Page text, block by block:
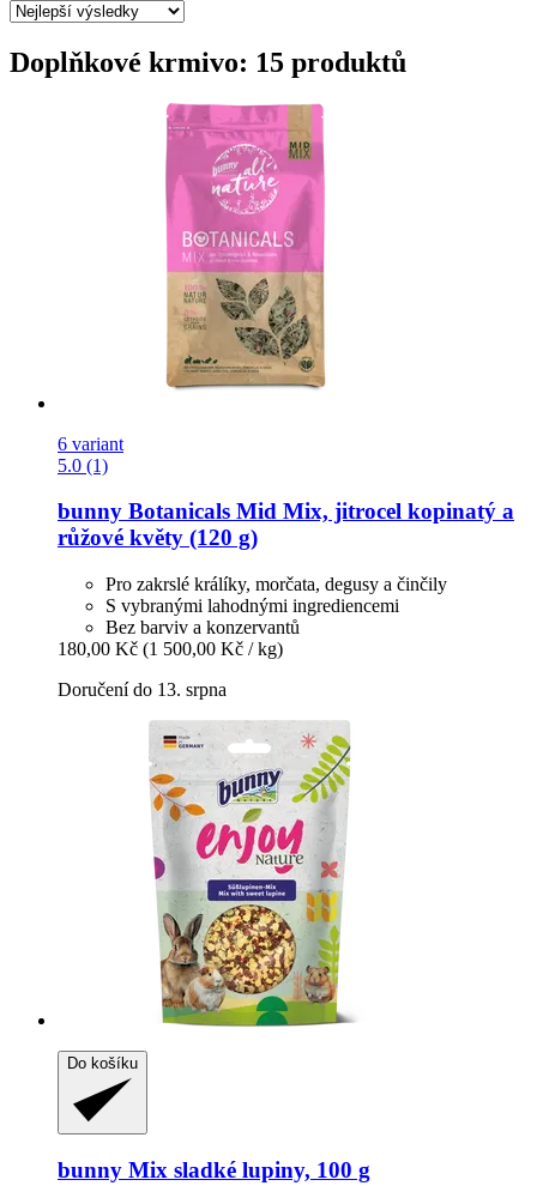
Doplňkové krmivo: 15 produktů
6 variant
5.0 (1)
bunny Botanicals Mid Mix, jitrocel kopinatý a
růžové květy (120 g)
Pro zakrslé králíky, morčata, degusy a činčily
S vybranými lahodnými ingrediencemi
Bez barviv a konzervantů
180,00 Kč (1 500,00 Kč / kg)
Doručení do 13. srpna
Do košíku
bunny Mix sladké lupiny, 100 g